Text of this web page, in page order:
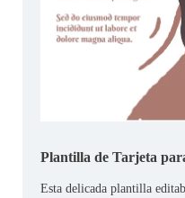
Plantilla de Tarjeta
Esta delicada plantilla